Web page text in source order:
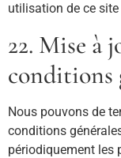
utilisation de ce site
22. Mise à
conditions
Nous pouvons de
conditions
périodiquement les